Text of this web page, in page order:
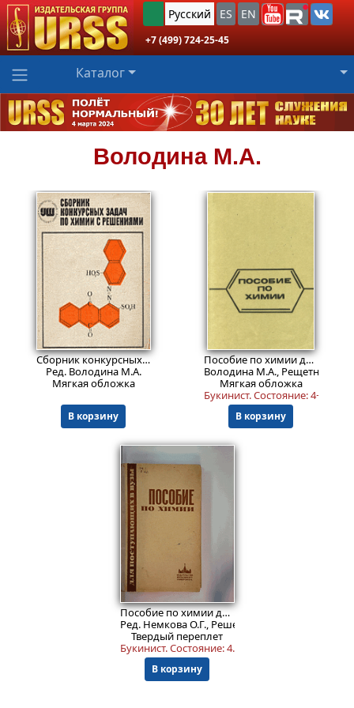
Русский ES EN
+7 (499) 724-25-45
Каталог
Володина М.А.
Пред.заказ!
Сборник конкурсных задач по химии с решениями
Ред. Володина М.А.
Мягкая обложка
В корзину
1399 ₽
Пособие по химии для слушателей подготовительных отделений и поступающих в ВУЗы
Володина М.А., Рещетникова
Мягкая обложка
Букинист.Состояние: 4+
В корзину
Пред.заказ!
Пособие по химии для поступающих в вузы
Ред. Немкова О.Г., Решетникова Л.П., Кузяков
Твердый переплет
Букинист.Состояние: 4.
В корзину